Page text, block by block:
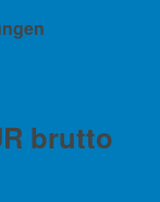
brutto